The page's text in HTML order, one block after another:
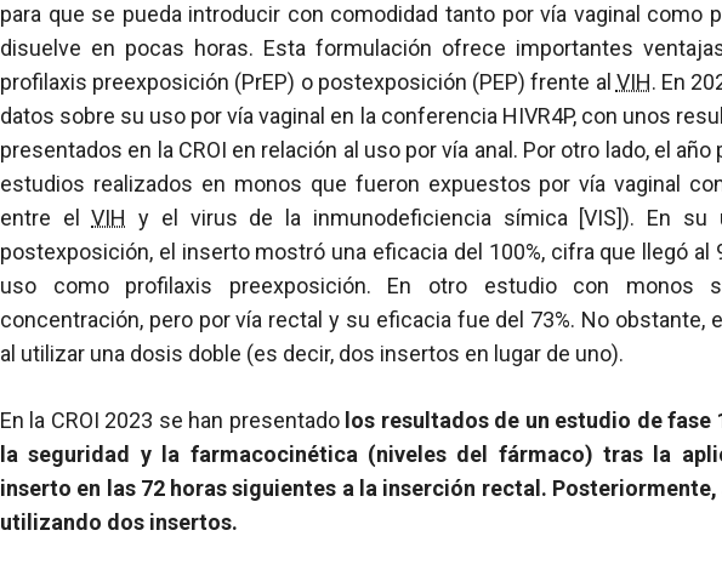
para que se pueda introducir con comodidad tanto por vía vaginal como
disuelve en pocas horas. Esta formulación ofrece importantes
profilaxis preexposición (PrEP) o postexposición (PEP) frente al VIH. En
datos sobre su uso por vía vaginal en la conferencia HIVR4P, con unos
presentados en la CROI en relación al uso por vía anal. Por otro lado, el
estudios realizados en monos que fueron expuestos por vía vaginal
entre elVIH y el virus de la inmunodeficiencia símica [VIS]). En su
postexposición, el inserto mostró una eficacia del 100%, cifra que llegó al
uso como profilaxis preexposición. En otro estudio con monos
concentración, pero por vía rectal y su eficacia fue del 73%. No obstante,
al utilizar una dosis doble (es decir, dos insertos en lugar de uno).
En la CROI 2023 se han presentado los resultados de un estudio de fase
la seguridad y la farmacocinética (niveles del fármaco) tras la
inserto en las 72 horas siguientes a la inserción rectal.
utilizando dos insertos.